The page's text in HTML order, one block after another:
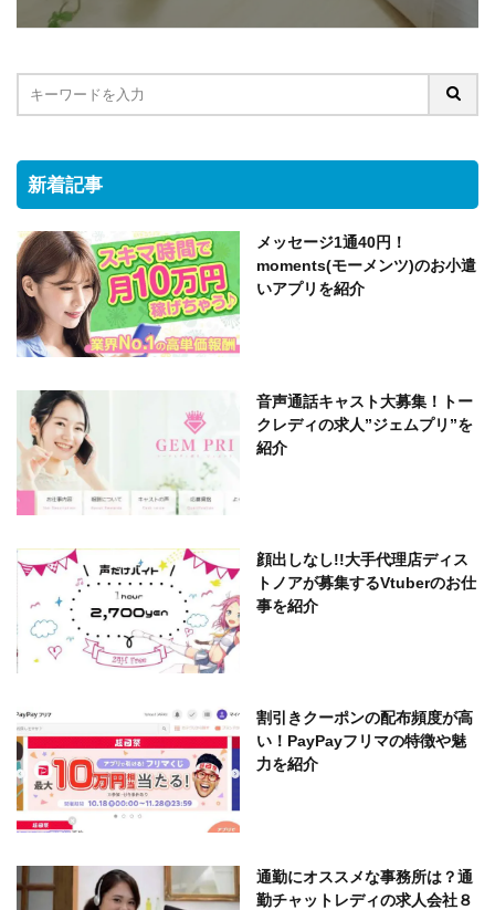
新着記事
メッセージ1通40円！
moments(モーメンツ)のお小遣
いアプリを紹介
音声通話キャスト大募集！トー
クレディの求人”ジェムプリ”を
紹介
顔出しなし!!大手代理店ディス
トノアが募集するVtuberのお仕
事を紹介
割引きクーポンの配布頻度が高
い！PayPayフリマの特徴や魅
力を紹介
通勤にオススメな事務所は？通
勤チャットレディの求人会社８